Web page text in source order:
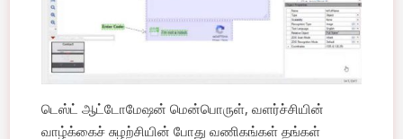
டெஸ்ட் ஆட்டோமேஷன் மென்பொருள், வளர்ச்சியின்
வாழ்க்கைச் சுழற்சியின் போது வணிகங்கள் தங்கள்